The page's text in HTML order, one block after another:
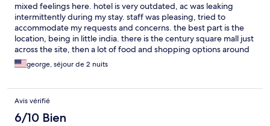
mixed feelings here. hotel is very outdated, ac was leaking
intermittently during my stay. staff was pleasing, tried to
accommodate my requests and concerns. the best part is the
location, being in little india. there is the century square mall just
across the site, then a lot of food and shopping options around
the area.
george, séjour de 2 nuits
Avis vérifié
6/10 Bien